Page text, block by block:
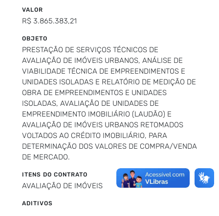
VALOR
R$ 3.865.383,21
OBJETO
PRESTAÇÃO DE SERVIÇOS TÉCNICOS DE
AVALIAÇÃO DE IMÓVEIS URBANOS, ANÁLISE DE
VIABILIDADE TÉCNICA DE EMPREENDIMENTOS E
UNIDADES ISOLADAS E RELATÓRIO DE MEDIÇÃO DE
OBRA DE EMPREENDIMENTOS E UNIDADES
ISOLADAS, AVALIAÇÃO DE UNIDADES DE
EMPREENDIMENTO IMOBILIÁRIO (LAUDÃO) E
AVALIAÇÃO DE IMÓVEIS URBANOS RETOMADOS
VOLTADOS AO CRÉDITO IMOBILIÁRIO, PARA
DETERMINAÇÃO DOS VALORES DE COMPRA/VENDA
DE MERCADO.
ITENS DO CONTRATO
AVALIAÇÃO DE IMÓVEIS
ADITIVOS